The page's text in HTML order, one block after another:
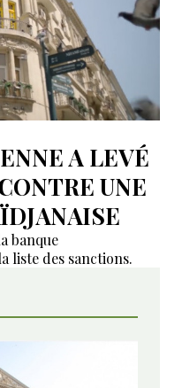
A LEVÉ
UNE
banque
liste des sanctions.